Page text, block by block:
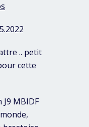
.. petit
cette
J9 MBIDF